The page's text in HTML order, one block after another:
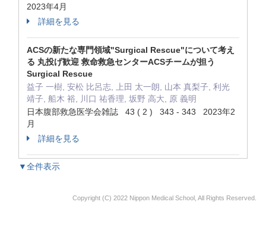
2023年4月
詳細を見る
ACSの新たな専門領域"Surgical Rescue"について考え
る 丸投げ歓迎 救命救急センターACSチームが担う
Surgical Rescue
益子 一樹, 安松 比呂志, 上田 太一朗, 山本 真梨子, 利光
靖子, 船木 裕, 川口 祐香理, 坂野 高大, 原 義明
日本腹部救急医学会雑誌 43 ( 2 ) 343 - 343 2023年2
月
詳細を見る
▼全件表示
Copyright (C) 2022 Nippon Medical School, All Rights Reserved.